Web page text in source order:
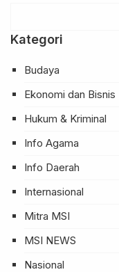
Kategori
Budaya
Ekonomi dan Bisnis
Hukum & Kriminal
Info Agama
Info Daerah
Internasional
Mitra MSI
MSI NEWS
Nasional